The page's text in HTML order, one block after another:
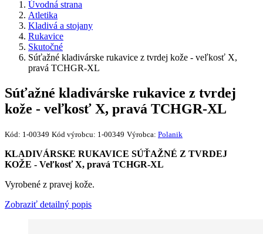
Úvodná strana
Atletika
Kladivá a stojany
Rukavice
Skutočné
Súťažné kladivárske rukavice z tvrdej kože - veľkosť X,
pravá TCHGR-XL
Súťažné kladivárske rukavice z tvrdej
kože - veľkosť X, pravá TCHGR-XL
Kód: 1-00349 Kód výrobcu: 1-00349 Výrobca: Polanik
KLADIVÁRSKE RUKAVICE SÚŤAŽNÉ Z TVRDEJ
KOŽE - Veľkosť X, pravá TCHGR-XL​
Vyrobené z pravej kože.
Zobraziť detailný popis